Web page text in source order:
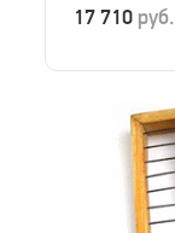
17 710 руб.